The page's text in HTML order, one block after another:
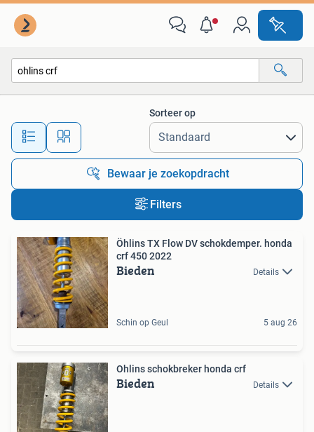
Alle afstanden…
Sorteer op
Bewaar je zoekopdracht
Filters
Öhlins TX Flow DV schokdemper. honda
crf 450 2022
Bieden Details
Schin op Geul 5 aug 26
Ohlins schokbreker honda crf
Bieden Details